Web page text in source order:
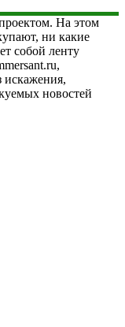
На этом
ни какие
собой ленту
искажения,
новостей